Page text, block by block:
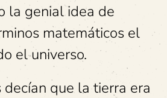
la genial idea de
matemáticos el
el universo.
que la tierra era